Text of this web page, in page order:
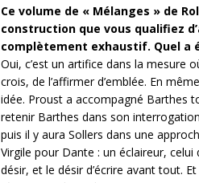
Ce volume de « Mélanges » de
construction que vous qualifiez
complètement exhaustif. Quel a
Oui, c’est un artifice dans la mesure
crois, de l’affirmer d’emblée. En
idée. Proust a accompagné Barthes
retenir Barthes dans son
puis il y aura Sollers dans une
Virgile pour Dante : un éclaireur,
désir, et le désir d’écrire avant tout.